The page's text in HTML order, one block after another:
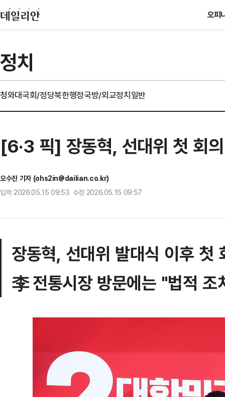
오피
정치
청와대국회/정당북한행정국방/외교정치일반
[6·3 픽] 장동혁, 선대위 첫 회
오수진 기자 (ohs2in@dailian.co.kr)
입력 2026.05.15 09:53 수정 2026.05.15 09:57
장동혁, 선대위 발대식 이후 첫
李 전통시장 방문에는 "법적 조